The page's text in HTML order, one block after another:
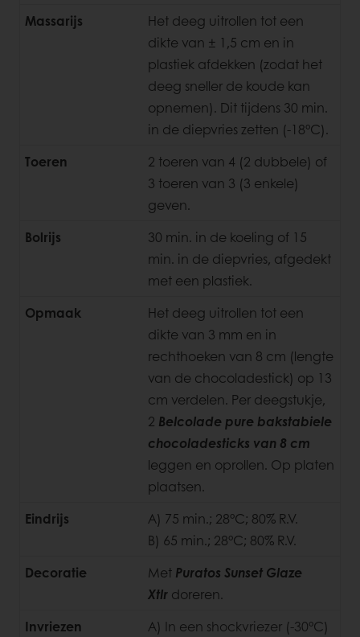
Massarijs
Het deeg uitrollen tot een
dikte van ± 1,5 cm en in
plastiek afdekken (zodat het
deeg sneller de koude kan
opnemen). Dit tijdens 30 min.
in de diepvries zetten (-18°C).
Toeren
2 toeren van 4 (2 dubbele) of
3 toeren van 3 (3 enkele)
geven.
Bolrijs
30 min. in de koeling of 15
min. in de diepvries, afgedekt
met een plastiek.
Opmaak
Het deeg uitrollen tot een
dikte van 3 mm en in
rechthoeken van 8 cm (lengte
van de chocoladestick) op 13
cm verdelen. Per deegstukje,
2 Belcolade pure bakstabiele
chocoladesticks van 8 cm
leggen en oprollen. Op platen
plaatsen.
Eindrijs
A) 75 min.; 28°C; 80% R.V.
B) 65 min.; 28°C; 80% R.V.
Decoratie
Met Puratos Sunset Glaze
Xtlr doreren.
Invriezen
A) In een shockvriezer (-30°C)